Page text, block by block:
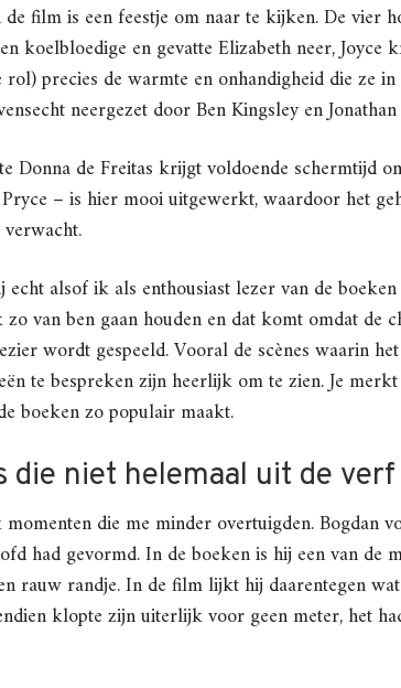
film is een feestje om naar te kijken. De vier
koelbloedige en gevatte Elizabeth neer, Joyce
precies de warmte en onhandigheid die ze
neergezet door Ben Kingsley en
Donna de Freitas krijgt voldoende schermtijd
– is hier mooi uitgewerkt, waardoor het
alsof ik als enthousiast lezer van de
van ben gaan houden en dat komt omdat de
wordt gespeeld. Vooral de scènes waarin
te bespreken zijn heerlijk om te zien. Je
boeken zo populair maakt.
die niet helemaal uit de
die me minder overtuigden. Bogdan
had gevormd. In de boeken is hij een van de
rauw randje. In de film lijkt hij daarentegen
klopte zijn uiterlijk voor geen meter, het